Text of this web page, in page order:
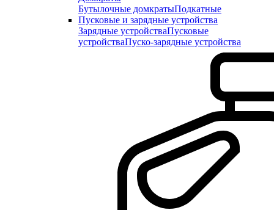
Бутылочные домкратыПодкатные
Пусковые и зарядные устройства
Зарядные устройстваПусковые
устройстваПуско-зарядные устройства